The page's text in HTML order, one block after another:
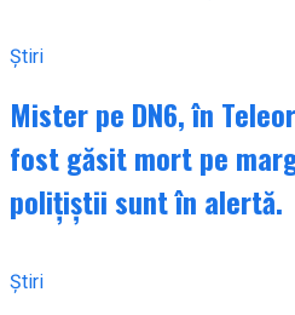
Știri
Mister pe DN6, în
fost găsit mort pe
polițiștii sunt în alertă.
Știri